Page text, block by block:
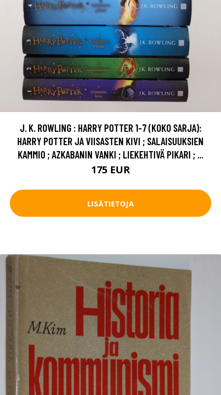
J. K. ROWLING : HARRY POTTER 1-7 (KOKO SARJA):
HARRY POTTER JA VIISASTEN KIVI ; SALAISUUKSIEN
KAMMIO ; AZKABANIN VANKI ; LIEKEHTIVÄ PIKARI ; ...
175 EUR
LISÄTIETOJA